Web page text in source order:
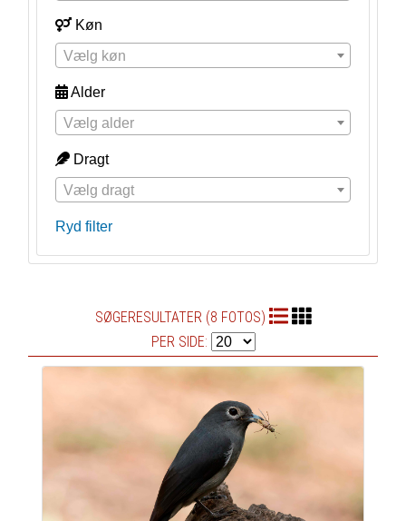
Køn
Vælg køn
Alder
Vælg alder
Dragt
Vælg dragt
Ryd filter
SØGERESULTATER (8 FOTOS)
PER SIDE: